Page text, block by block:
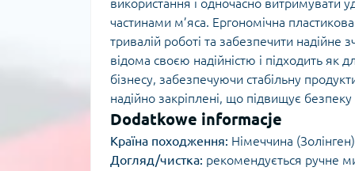
використання і одночасно витримувати
частинами м’яса. Ергономічна
тривалій роботі та забезпечити надійне
відома своєю надійністю і підходить як
бізнесу, забезпечуючи стабільну
надійно закріплені, що підвищує безпеку
Dodatkowe informacje
Країна походження: Німеччина
Догляд/чистка: рекомендується ручне